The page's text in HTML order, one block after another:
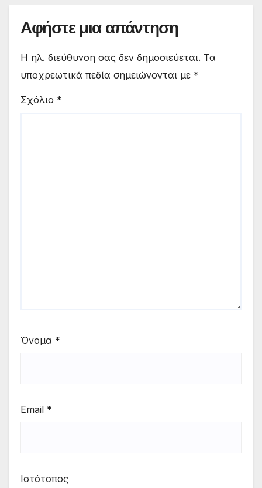
Αφήστε μια απάντηση
Η ηλ. διεύθυνση σας δεν δημοσιεύεται. Τα
υποχρεωτικά πεδία σημειώνονται με *
Σχόλιο *
Όνομα *
Email *
Ιστότοπος